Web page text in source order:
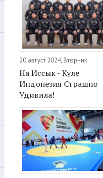
20 август 2024, Вторник
На Иссык - Куле
Индонезия Страшно
Удивила!